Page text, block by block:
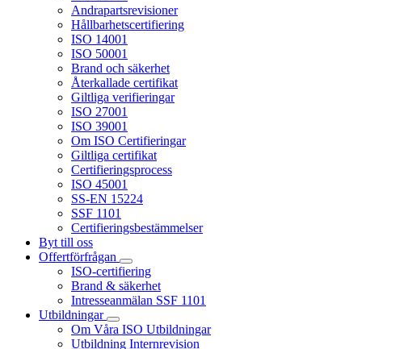
Andrapartsrevisioner
Hållbarhetscertifiering
ISO 14001
ISO 50001
Brand och säkerhet
Återkallade certifikat
Giltliga verifieringar
ISO 27001
ISO 39001
Om ISO Certifieringar
Giltliga certifikat
Certifieringsprocess
ISO 45001
SS-EN 15224
SSF 1101
Certifieringsbestämmelser
Byt till oss
Offertförfrågan
ISO-certifiering
Brand & säkerhet
Intresseanmälan SSF 1101
Utbildningar
Om Våra ISO Utbildningar
Utbildning Internrevision